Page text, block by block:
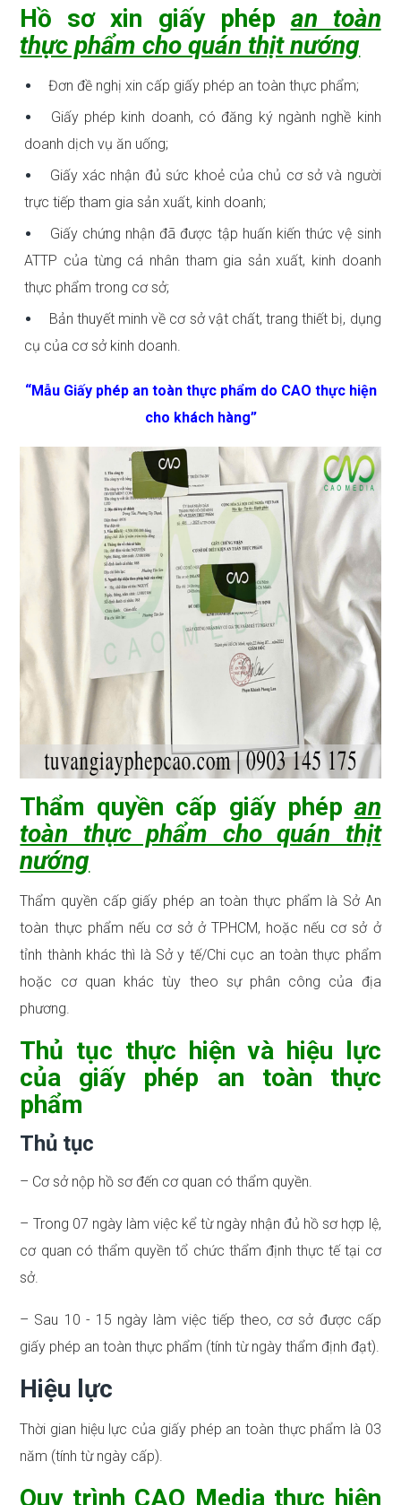
Hồ sơ xin giấy phép an toàn
thực phẩm cho quán thịt nướng
Đơn đề nghị xin cấp giấy phép an toàn thực phẩm;
Giấy phép kinh doanh, có đăng ký ngành nghề kinh
doanh dịch vụ ăn uống;
Giấy xác nhận đủ sức khoẻ của chủ cơ sở và người
trực tiếp tham gia sản xuất, kinh doanh;
Giấy chứng nhận đã được tập huấn kiến thức vệ sinh
ATTP của từng cá nhân tham gia sản xuất, kinh doanh
thực phẩm trong cơ sở;
Bản thuyết minh về cơ sở vật chất, trang thiết bị, dụng
cụ của cơ sở kinh doanh.
“Mẫu Giấy phép an toàn thực phẩm do CAO thực hiện
cho khách hàng”
Thẩm quyền cấp giấy phép an
toàn thực phẩm cho quán thịt
nướng
Thẩm quyền cấp giấy phép an toàn thực phẩm là Sở An
toàn thực phẩm nếu cơ sở ở TPHCM, hoặc nếu cơ sở ở
tỉnh thành khác thì là Sở y tế/Chi cục an toàn thực phẩm
hoặc cơ quan khác tùy theo sự phân công của địa
phương.
Thủ tục thực hiện và hiệu lực
của giấy phép an toàn thực
phẩm
Thủ tục
– Cơ sở nộp hồ sơ đến cơ quan có thẩm quyền.
– Trong 07 ngày làm việc kể từ ngày nhận đủ hồ sơ hợp lệ,
cơ quan có thẩm quyền tổ chức thẩm định thực tế tại cơ
sở.
– Sau 10 - 15 ngày làm việc tiếp theo, cơ sở được cấp
giấy phép an toàn thực phẩm (tính từ ngày thẩm định đạt).
Hiệu lực
Thời gian hiệu lực của giấy phép an toàn thực phẩm là 03
năm (tính từ ngày cấp).
Quy trình CAO Media thực hiện